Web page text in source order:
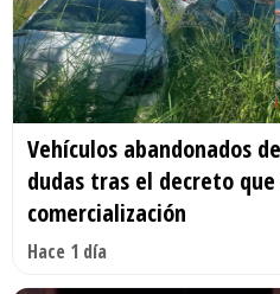
Vehículos abandonados
dudas tras el decreto
comercialización
Hace 1 día